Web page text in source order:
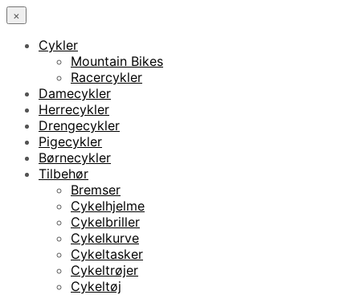
×
Cykler
Mountain Bikes
Racercykler
Damecykler
Herrecykler
Drengecykler
Pigecykler
Børnecykler
Tilbehør
Bremser
Cykelhjelme
Cykelbriller
Cykelkurve
Cykeltasker
Cykeltrøjer
Cykeltøj